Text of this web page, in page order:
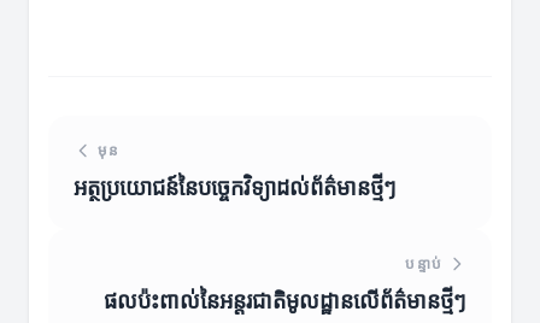
មុន
អត្ថប្រយោជន៍នៃបច្ចេកវិទ្យាដល់ព័ត៌មានថ្មីៗ
បន្ទាប់
ផលប៉ះពាល់នៃអន្ដរជាតិមូលដ្ឋានលើព័ត៌មានថ្មីៗ